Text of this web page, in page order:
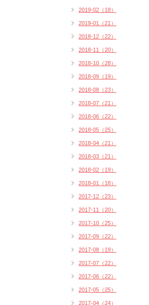
2019-02（18）
2019-01（21）
2018-12（22）
2018-11（20）
2018-10（28）
2018-09（19）
2018-08（23）
2018-07（21）
2018-06（22）
2018-05（25）
2018-04（21）
2018-03（21）
2018-02（19）
2018-01（18）
2017-12（23）
2017-11（20）
2017-10（25）
2017-09（22）
2017-08（19）
2017-07（22）
2017-06（22）
2017-05（25）
2017-04（24）